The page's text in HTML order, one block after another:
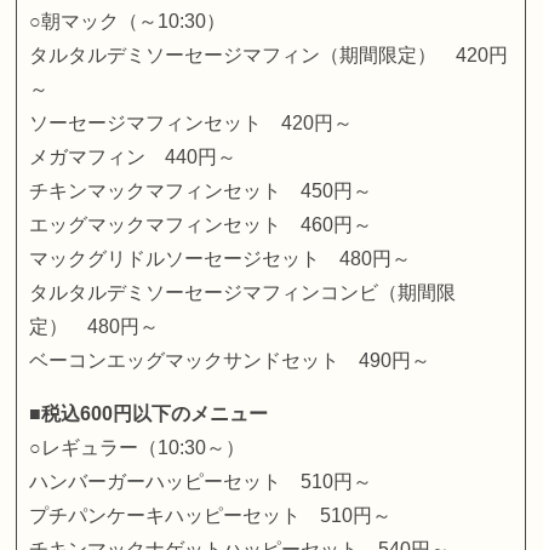
○朝マック（～10:30）
タルタルデミソーセージマフィン（期間限定） 420円
～
ソーセージマフィンセット 420円～
メガマフィン 440円～
チキンマックマフィンセット 450円～
エッグマックマフィンセット 460円～
マックグリドルソーセージセット 480円～
タルタルデミソーセージマフィンコンビ（期間限
定） 480円～
ベーコンエッグマックサンドセット 490円～
■税込600円以下のメニュー
○レギュラー（10:30～）
ハンバーガーハッピーセット 510円～
プチパンケーキハッピーセット 510円～